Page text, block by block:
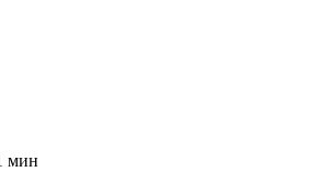
мин